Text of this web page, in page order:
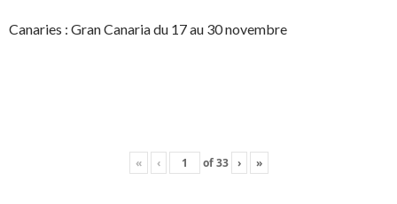
Canaries : Gran Canaria du 17 au 30 novembre
« ‹ of33 › »